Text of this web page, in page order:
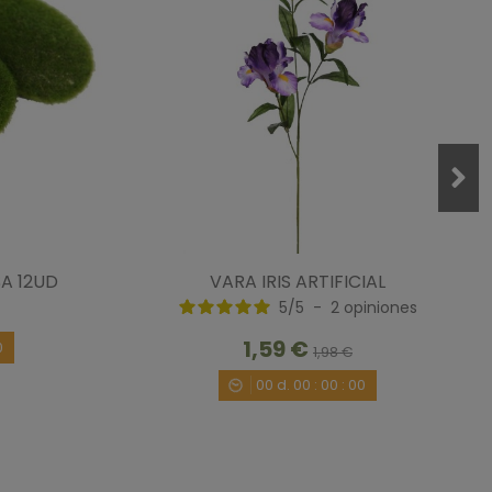
se va poniendo bien
10/2020
12UD VARA IRIS ARTIFICIAL
5/5 - 2 opiniones
1,59 € 1,98 €
00 d. 00 : 00 : 00